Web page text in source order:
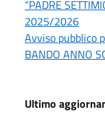
“PADRE
2025/2026
Avviso pubblico
BANDO ANNO
Ultimo